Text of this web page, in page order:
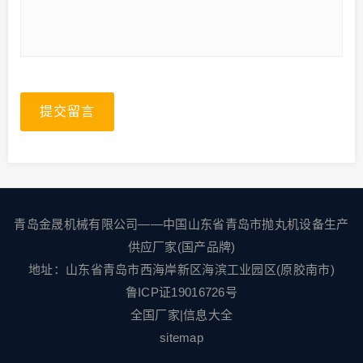
提交留言
青岛金晟机械有限公司——中国山东省青岛市抛丸机设备生产
供应厂家(国产品牌)
地址：山东省青岛市西海岸新区海滨工业园区(原胶南市)
鲁ICP证19016726号
全国厂家|信息大全
sitemap